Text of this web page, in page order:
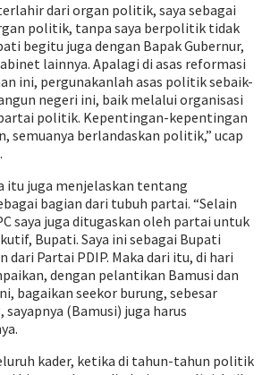
dari organ politik, saya sebagai
politik, tanpa saya berpolitik tidak
begitu juga dengan Bapak Gubernur,
lainnya. Apalagi di asas reformasi
ini, pergunakanlah asas politik sebaik-
negeri ini, baik melalui organisasi
politik. Kepentingan-kepentingan
semuanya berlandaskan politik,” ucap
itu juga menjelaskan tentang
bagian dari tubuh partai. “Selain
saya juga ditugaskan oleh partai untuk
Bupati. Saya ini sebagai Bupati
dari Partai PDIP. Maka dari itu, di hari
dengan pelantikan Bamusi dan
bagaikan seekor burung, sebesar
sayapnya (Bamusi) juga harus
kader, ketika di tahun-tahun politik